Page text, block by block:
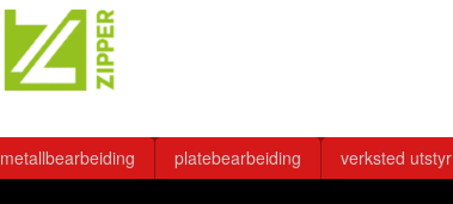
metallbearbeiding platebearbeiding verksted utstyr